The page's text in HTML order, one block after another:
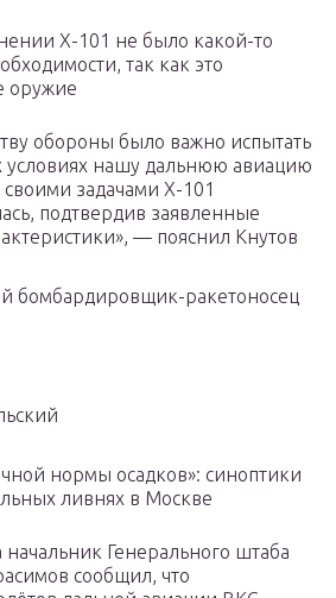
Х-101 не было какой-то
так как это
оружие
обороны было важно испытать
условиях нашу дальнюю авиацию
задачами Х-101
подтвердив заявленные
— пояснил Кнутов
бомбардировщик-ракетоносец
нормы осадков»: синоптики
ливнях в Москве
Генерального штаба
сообщил, что